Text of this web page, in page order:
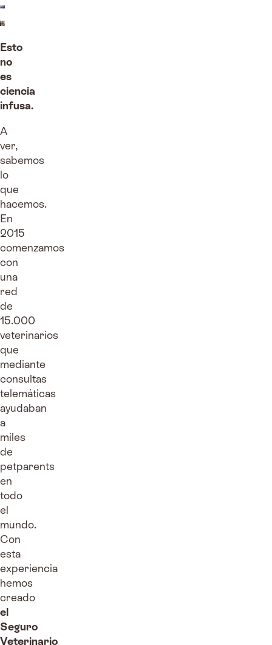
Esto
no
es
ciencia
infusa.
A
ver,
sabemos
lo
que
hacemos.
En
2015
comenzamos
con
una
red
de
15.000
veterinarios
que
mediante
consultas
telemáticas
ayudaban
a
miles
de
petparents
en
todo
el
mundo.
Con
esta
experiencia
hemos
creado
el
Seguro
Veterinario